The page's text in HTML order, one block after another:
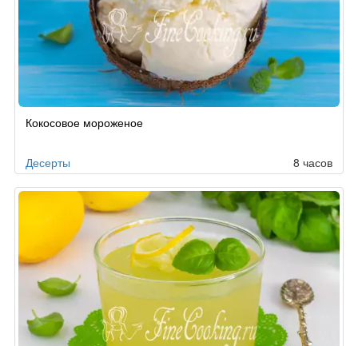
поКокосовое мороженое
Десерты 8 часов